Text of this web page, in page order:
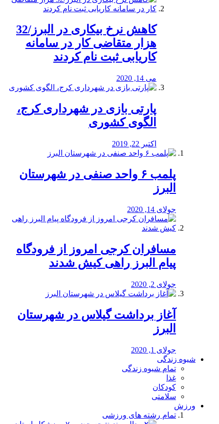
کاهش نرخ بیکاری در البرز/32
هزار متقاضی کار در سامانه
کاریابی ثبت نام کردند
می 14, 2020
پارتی بازی در شهرداری کرج،
الگوی کشوری
اکتبر 22, 2019
پلمب ۶ واحد صنفی در شهرستان
البرز
جولای 14, 2020
مسافران کرجی امروز از فرودگاه
پیام البرز راهی کیش شدند
جولای 2, 2020
آغاز برداشت گیلاس در شهرستان
البرز
جولای 1, 2020
شیوه زندگی
تمام شیوه زندگی
غذا
کودکان
سلامتی
ورزش
تمام رشته های ورزشی